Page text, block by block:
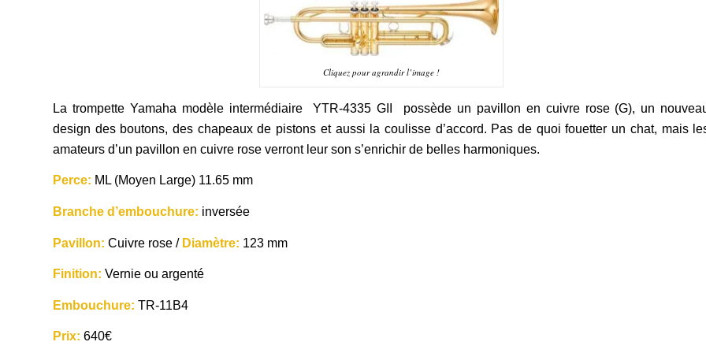
Cliquez pour agrandir l’image !
La trompette Yamaha modèle intermédiaire YTR-4335 GII possède un pavillon en cuivre rose (G), un
design des boutons, des chapeaux de pistons et aussi la coulisse d’accord. Pas de quoi fouetter un chat, mais
amateurs d’un pavillon en cuivre rose verront leur son s’enrichir de belles harmoniques.
Perce: ML (Moyen Large) 11.65 mm
Branche d’embouchure: inversée
Pavillon: Cuivre rose /Diamètre: 123 mm
Finition: Vernie ou argenté
Embouchure: TR-11B4
Prix: 640€